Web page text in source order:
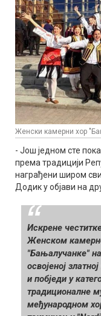
Женски камерни хор
- Још једном сте
према традицији
награђени широм
Додик у објави на
Искрене
Женском
"Бањалучанке" на
освојеној
и побједи у
традиционалне
међународном